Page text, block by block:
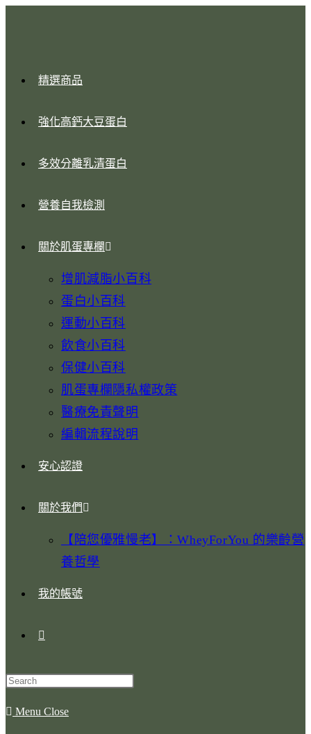
精選商品
強化高鈣大豆蛋白
多效分離乳清蛋白
營養自我檢測
關於肌蛋專欄
增肌減脂小百科
蛋白小百科
運動小百科
飲食小百科
保健小百科
肌蛋專欄隱私權政策
醫療免責聲明
編輯流程說明
安心認證
關於我們
【陪您優雅慢老】：WheyForYou 的樂齡營
養哲學
我的帳號
Menu Close